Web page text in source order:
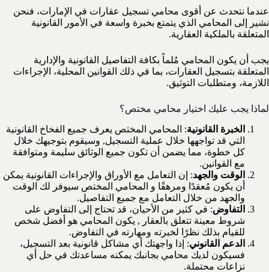
عندما نتحدث عن أقوى محامي تسجيل عقارات في الإمارات، فنحن
نشير إلى المحامي الذي يتمتع بخبرة واسعة في الأمور القانونية
المتعلقة بالملكية العقارية.
يجب أن يكون المحامي مُلماً بكافة التفاصيل القانونية والإدارية
المتعلقة بتسجيل العقارات، بما في ذلك القوانين المحلية، الإجراءات
اللازمة، ومتطلبات التوثيق.
لماذا يجب عليك اختيار محامي مختص؟
الخبرة القانونية: المحامي المختص يعرف جميع الفخاخ القانونية
التي قد تواجهها خلال عملية التسجيل, وسيقوم بتوجيهك خلال
كل خطوة، مما يضمن أن تكون جميع الوثائق سليمة ومتوافقة
مع القوانين.
الوقت والجهد: إن التعامل مع الأوراق والإجراءات القانونية يمكن
أن يكون مُعقدًا ومرهقًا و المحامي المختص سيوفر لك الوقت
والجهد من خلال التعامل مع جميع التفاصيل.
التفاوض: في كثير من الأحيان، قد تحتاج إلى التفاوض على
شروط معينة تتعلق بالعقار , يكون المحامي هو أفضل شخص
للقيام بذلك نظرًا لخبرته ومهارته في التفاوض.
الدعم القانوني: إذا واجهتك أي مشاكل قانونية بعد التسجيل،
فسيكون لديك محامي بجانبك يمكنه مساعدتك في حل أي
نزاعات محتملة.